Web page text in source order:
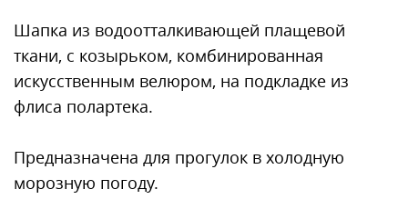
Шапка из водоотталкивающей плащевой
ткани, с козырьком, комбинированная
искусственным велюром, на подкладке из
флиса полартека.
Предназначена для прогулок в холодную
морозную погоду.